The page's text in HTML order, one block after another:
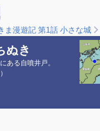
ま漫遊記 第1話 小さな城
ぬき
ある自噴井戸。